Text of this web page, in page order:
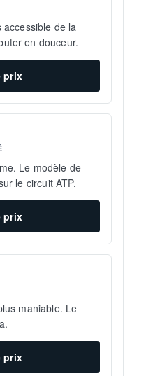
de la
en douceur.
prix
Le modèle de
le circuit ATP.
prix
maniable. Le
prix